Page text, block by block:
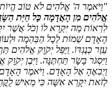
"וַיֹּאמֶר ה' אֱלֹהִים לֹא טוֹב
אֱלֹהִים מִן הָאֲדָמָה כָּל חַיַּת
לִרְאוֹת מַה יִּקְרָא לוֹ וְכֹל אֲשֶׁר
הָאָדָם שֵׁמוֹת לְכָל הַבְּהֵמָה
עֵזֶר כְּנֶגְדּוֹ. וַיַּפֵּל יְקֹוָק אֱלֹהִים
וַיִּסְגֹּר בָּשָׂר תַּחְתֶּנָּה. וַיִּבֶן
וַיְבִאֶהָ אֶל הָאָדָם. וַיֹּאמֶר
לְזֹאת יִקָּרֵא אִשָּׁה כִּי מֵאִישׁ